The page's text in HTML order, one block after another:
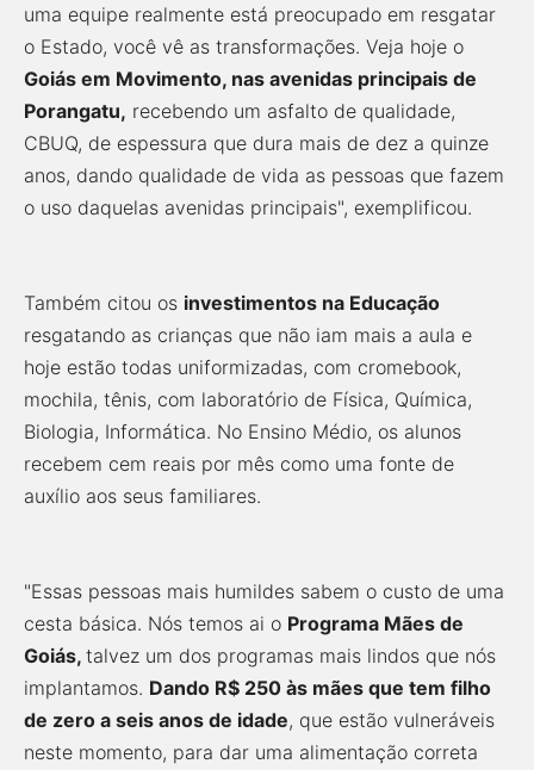
uma equipe realmente está preocupado em resgatar
o Estado, você vê as transformações. Veja hoje o
Goiás em Movimento, nas avenidas principais de
Porangatu, recebendo um asfalto de qualidade,
CBUQ, de espessura que dura mais de dez a quinze
anos, dando qualidade de vida as pessoas que fazem
o uso daquelas avenidas principais", exemplificou.
Também citou os investimentos na Educação
resgatando as crianças que não iam mais a aula e
hoje estão todas uniformizadas, com cromebook,
mochila, tênis, com laboratório de Física, Química,
Biologia, Informática. No Ensino Médio, os alunos
recebem cem reais por mês como uma fonte de
auxílio aos seus familiares.
"Essas pessoas mais humildes sabem o custo de uma
cesta básica. Nós temos ai o Programa Mães de
Goiás, talvez um dos programas mais lindos que nós
implantamos. Dando R$ 250 às mães que tem filho
de zero a seis anos de idade, que estão vulneráveis
neste momento, para dar uma alimentação correta